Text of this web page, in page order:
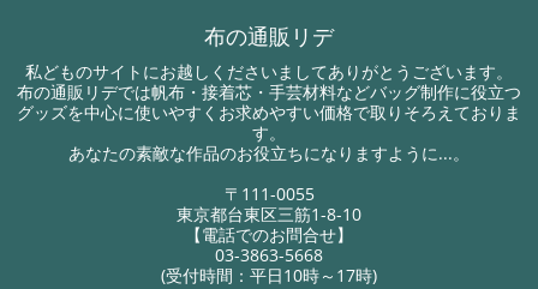
布の通販リデ
私どものサイトにお越しくださいましてありがとうございます。
布の通販リデでは帆布・接着芯・手芸材料などバッグ制作に役立つ
グッズを中心に使いやすくお求めやすい価格で取りそろえておりま
す。
あなたの素敵な作品のお役立ちになりますように...。
〒111-0055
東京都台東区三筋1-8-10
【電話でのお問合せ】
03-3863-5668
(受付時間：平日10時～17時)